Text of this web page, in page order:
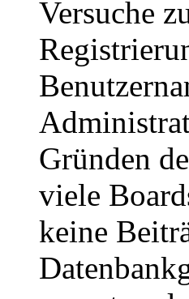
Versuche
Gründen
viele
keine